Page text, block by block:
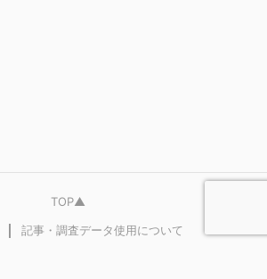
TOP▲
｜ 記事・調査データ使用について